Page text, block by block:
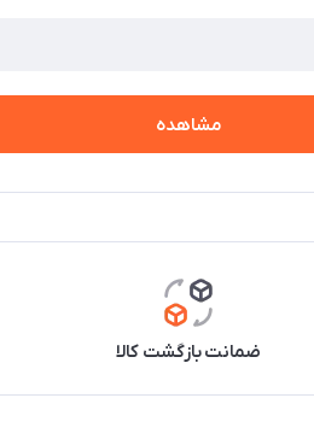
مشاهده
ضمانت بازگشت کالا